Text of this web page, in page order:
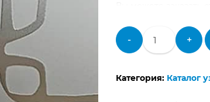
Вы можете заказать
межкомнатных
компания
розницу.
-
Количество
товара
узорчатое
«Армони»
+
Категория: Каталог